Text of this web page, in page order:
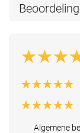
Algemene